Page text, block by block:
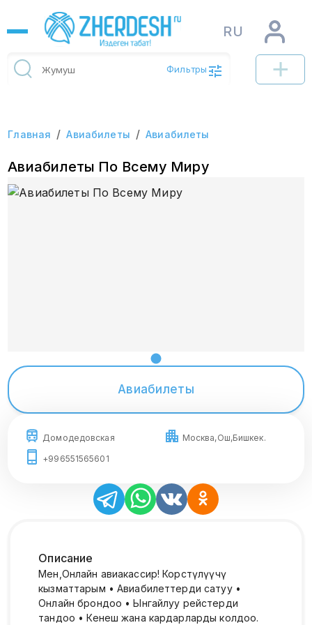
RU
Фильтры
Главная / Авиабилеты / Авиабилеты
Авиабилеты По Всему Миру
Авиабилеты
Домодедовская
Москва,Ош,Бишкек.
+996551565601
Описание
Мен,Онлайн авиакассир! Корсөтүлүүчү
кызматтарым • Авиабилеттерди сатуу •
Онлайн брондоо • Ынгайлуу рейстерди
тандоо • Кенеш жана кардарларды колдоо.